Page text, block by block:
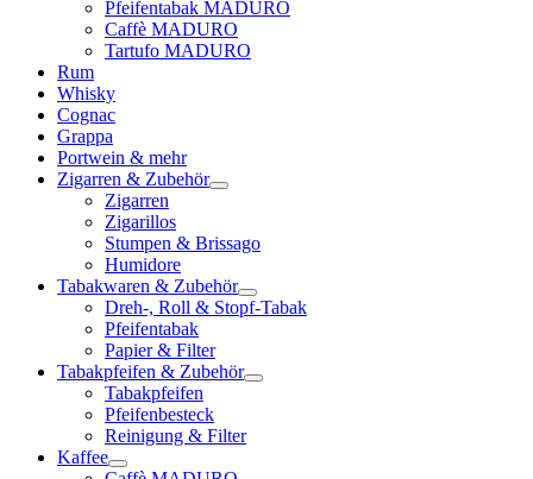
Pfeifentabak MADURO
Caffè MADURO
Tartufo MADURO
Rum
Whisky
Cognac
Grappa
Portwein & mehr
Zigarren & Zubehör
Zigarren
Zigarillos
Stumpen & Brissago
Humidore
Tabakwaren & Zubehör
Dreh-, Roll & Stopf-Tabak
Pfeifentabak
Papier & Filter
Tabakpfeifen & Zubehör
Tabakpfeifen
Pfeifenbesteck
Reinigung & Filter
Kaffee